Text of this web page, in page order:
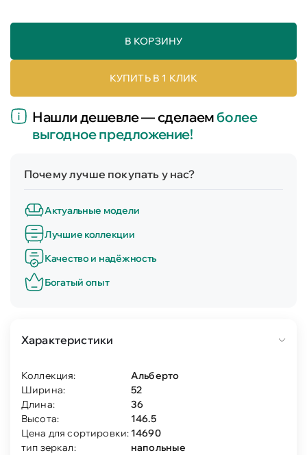
В КОРЗИНУ
КУПИТЬ В 1 КЛИК
Нашли дешевле — сделаемболее
выгодное предложение!
Почему лучше покупать у нас?
Актуальные модели
Лучшие коллекции
Качество и надёжность
Богатый опыт
Характеристики
Коллекция:
Альберто
Ширина:
52
Длина:
36
Высота:
146.5
Цена для сортировки: 14690
тип зеркал:
напольные